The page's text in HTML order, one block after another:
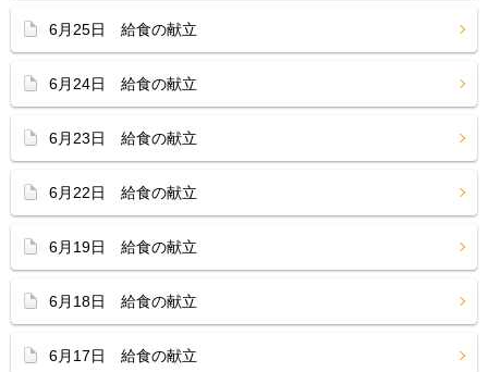
6月25日 給食の献立
6月24日 給食の献立
6月23日 給食の献立
6月22日 給食の献立
6月19日 給食の献立
6月18日 給食の献立
6月17日 給食の献立